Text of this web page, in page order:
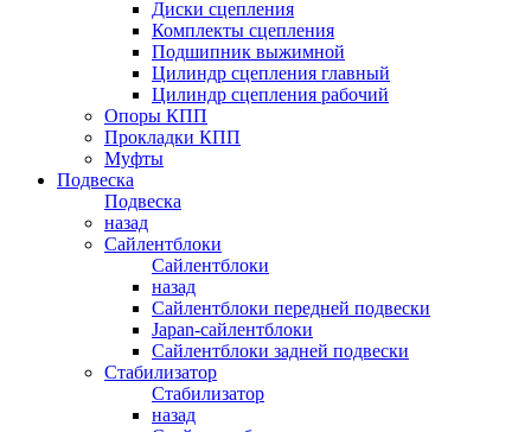
Диски сцепления
Комплекты сцепления
Подшипник выжимной
Цилиндр сцепления главный
Цилиндр сцепления рабочий
Опоры КПП
Прокладки КПП
Муфты
Подвеска
Подвеска
назад
Сайлентблоки
Сайлентблоки
назад
Сайлентблоки передней подвески
Japan-сайлентблоки
Сайлентблоки задней подвески
Стабилизатор
Стабилизатор
назад